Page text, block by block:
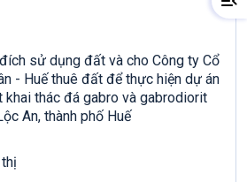
sử dụng đất và cho Công ty Cổ
- Huế thuê đất để thực hiện dự án
khai thác đá gabro và gabrodiorit
An, thành phố Huế